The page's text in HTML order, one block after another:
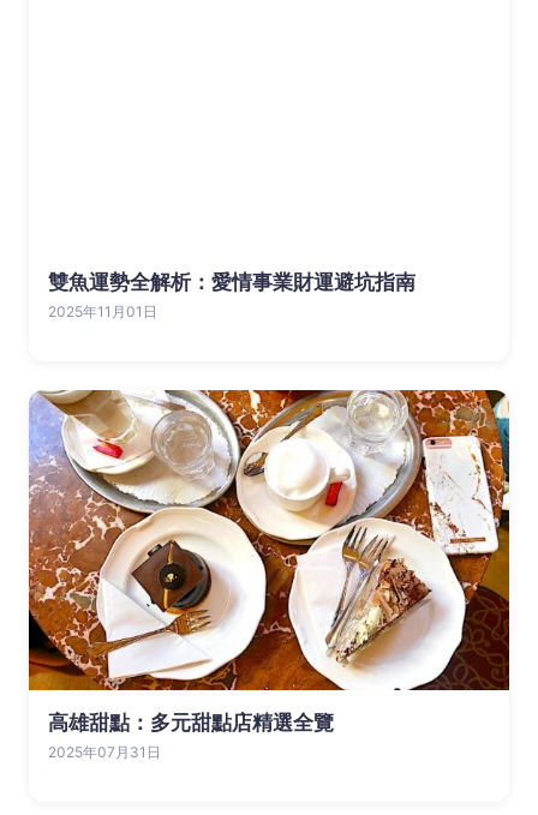
雙魚運勢全解析：愛情事業財運避坑指南
2025年11月01日
高雄甜點：多元甜點店精選全覽
2025年07月31日